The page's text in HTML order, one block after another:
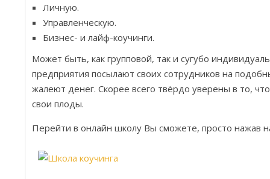
Личную.
Управленческую.
Бизнес- и лайф-коучинги.
Может быть, как групповой, так и сугубо
предприятия посылают своих сотрудников на
жалеют денег. Скорее всего твёрдо уверены в то,
свои плоды.
Перейти в онлайн школу Вы сможете, просто нажав